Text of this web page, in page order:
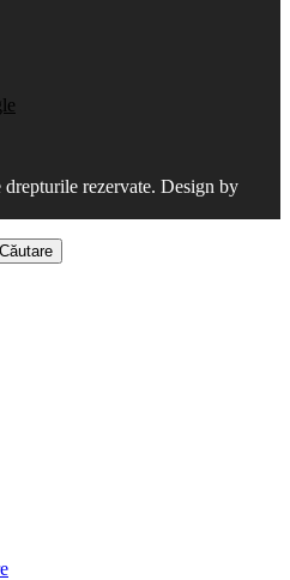
drepturile rezervate. Design by
Căutare